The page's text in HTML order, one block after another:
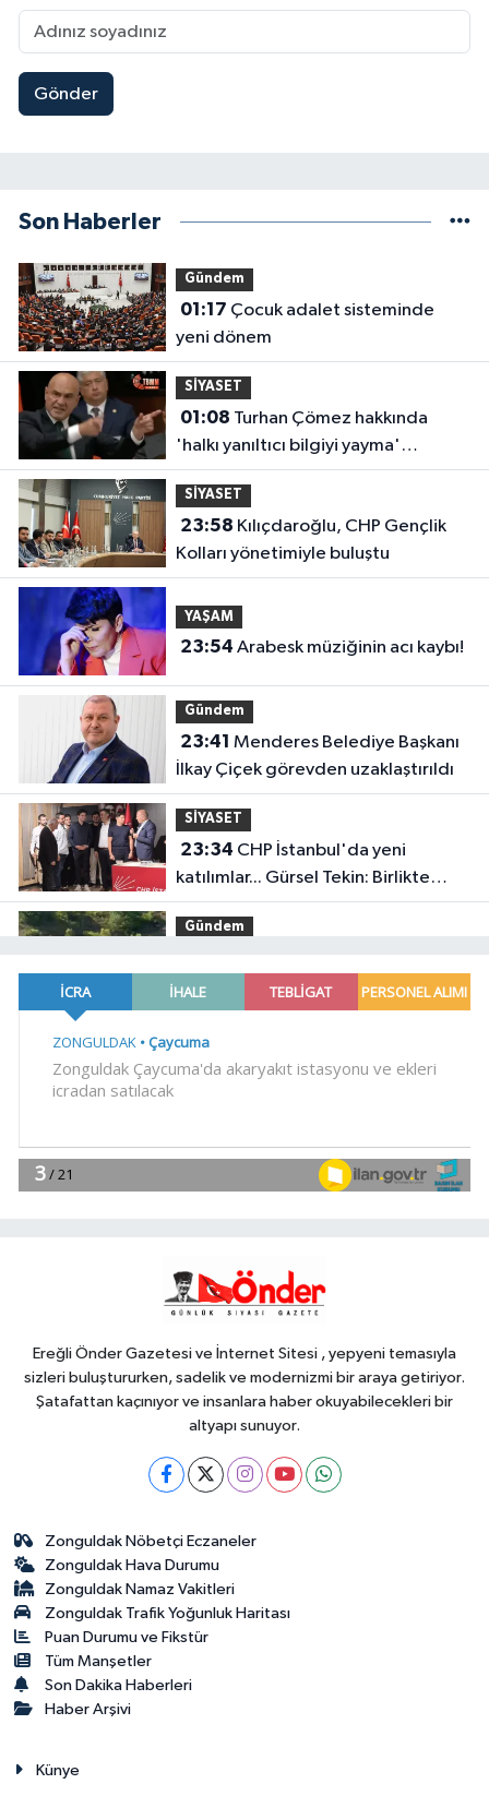
Gönder
Son Haberler
Gündem
01:17
yeni dönem
SİYASET
01:08
'halkı yanıltıcı bilgiyi yayma'
soruşturması
SİYASET
23:58
Kolları yönetimiyle buluştu
YAŞAM
23:54 Arabesk müziğinin acı kaybı!
Gündem
23:41
İlkay Çiçek görevden uzaklaştırıldı
SİYASET
23:34
katılımlar... Gürsel Tekin: Birlikte
başaracağız
Gündem
kamyonet çekiciye çarptı!
21:5918 YAŞINDAKİ MİRAÇ
19:00
coşku
Ereğli Önder Gazetesi ve İnternet Sitesi , yepyeni temasıyla
sizleri buluştururken, sadelik ve modernizmi bir araya getiriyor.
Şatafattan kaçınıyor ve insanlara haber okuyabilecekleri bir
altyapı sunuyor.
Zonguldak Nöbetçi Eczaneler
Zonguldak Hava Durumu
Zonguldak Namaz Vakitleri
Zonguldak Trafik Yoğunluk Haritası
Puan Durumu ve Fikstür
Tüm Manşetler
Son Dakika Haberleri
Haber Arşivi
Künye